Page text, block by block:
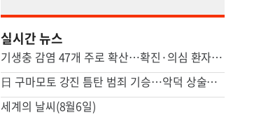
실시간 뉴스
기생충 감염 47개 주로 확산…확진·의심 환자 2만2000여명
日 구마모토 강진 틈탄 범죄 기승…악덕 상술도 우려
세계의 날씨(8월6일)